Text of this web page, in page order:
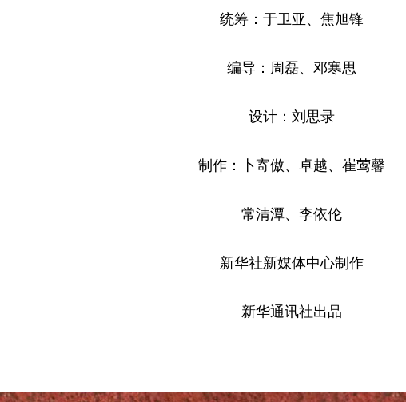
统筹：于卫亚、焦旭锋
编导：周磊、邓寒思
设计：刘思录
制作：卜寄傲、卓越、崔莺馨
常清潭、李依伦
新华社新媒体中心制作
新华通讯社出品